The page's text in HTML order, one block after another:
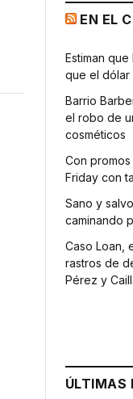
EN EL
Estiman
que el dólar
Barrio
el robo de
cosméticos
Con
Friday con
Sano y
caminando
Caso Loan,
rastros de
Pérez y
ÚLTIMAS